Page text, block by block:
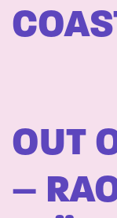
OUT
–